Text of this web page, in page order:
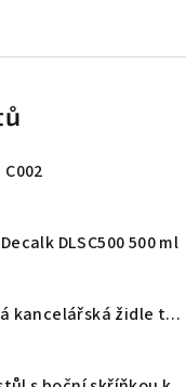
DLSC500 500 ml
vidaXL Otočná kancelářská židle tmavě zelená textil